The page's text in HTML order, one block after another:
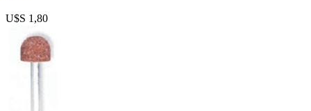
U$S 1,80